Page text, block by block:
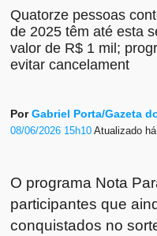
Quatorze pessoas
de 2025 têm até esta
valor de R$ 1 mil;
evitar cancelament
PorGabriel Porta/Gazeta
08/06/2026 15h10Atualizado
O programa Nota
participantes que
conquistados no